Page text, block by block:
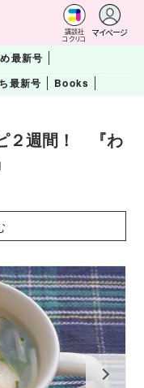
講談社
コクリコ
マイページ
最新号
最新号 Books
２週間！ 『わ